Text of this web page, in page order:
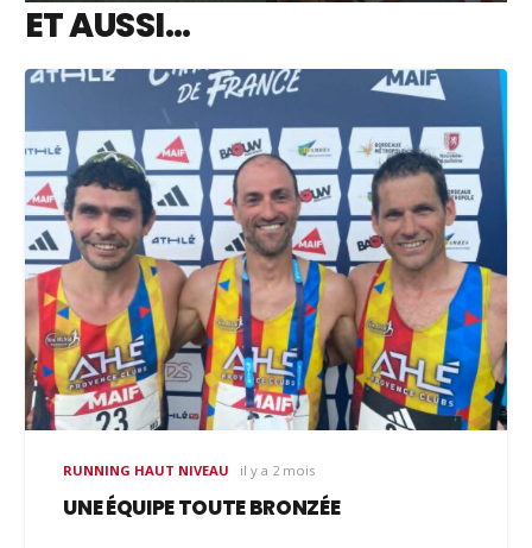
ET AUSSI…
RUNNING HAUT NIVEAU il y a 2 mois
UNE ÉQUIPE TOUTE BRONZÉE